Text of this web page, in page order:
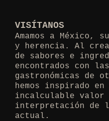
VISÍTANOS
Amamos a México,
y herencia. Al
de sabores e
encontrados con
gastronómicas de
hemos inspirado
incalculable valor
interpretación de
actual.